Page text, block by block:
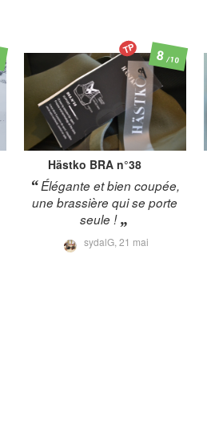
Hästko BRA n°38
Élégante et bien coupée,
une brassière qui se porte
seule !
sydalG,21 mai
8/10
TP